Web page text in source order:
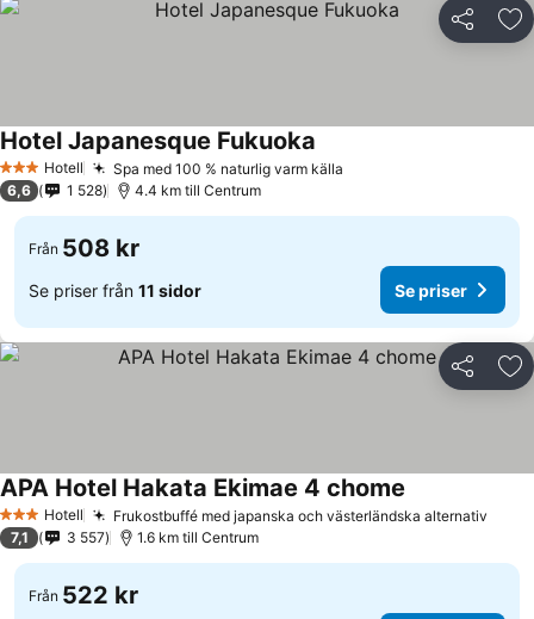
Dela
3 StjärnorHotell Spa med 100 % naturlig varm källa
Hotel Japanesque Fukuoka
6,6 1 528 4.4 km till Centrum
Från 508 kr
Se priser från 11 sidor Se priser
Dela
3 StjärnorHotell Frukostbuffé med japanska och västerländska alternativ
APA Hotel Hakata Ekimae 4 chome
7,1 3 557 1.6 km till Centrum
Från 522 kr